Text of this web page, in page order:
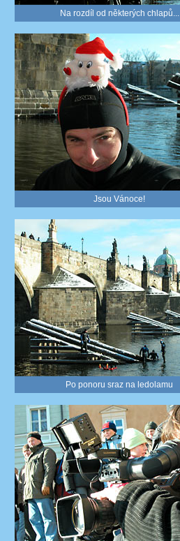
Na rozdíl od některých chlapů...
Jsou Vánoce!
Po ponoru sraz na ledolamu